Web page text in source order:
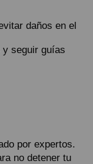
daños en el
y seguir guías
por expertos.
no detener tu